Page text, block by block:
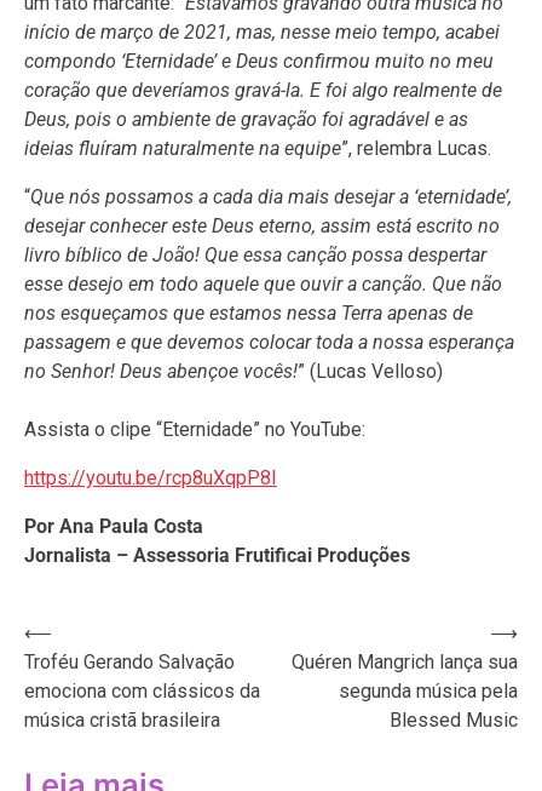
início de março de 2021, mas, nesse meio tempo, acabei
compondo ‘Eternidade’ e Deus confirmou muito no meu
coração que deveríamos gravá-la. E foi algo realmente de
Deus, pois o ambiente de gravação foi agradável e as
ideias fluíram naturalmente na equipe”, relembra Lucas.
“Que nós possamos a cada dia mais desejar a ‘eternidade’,
desejar conhecer este Deus eterno, assim está escrito no
livro bíblico de João! Que essa canção possa despertar
esse desejo em todo aquele que ouvir a canção. Que não
nos esqueçamos que estamos nessa Terra apenas de
passagem e que devemos colocar toda a nossa esperança
no Senhor! Deus abençoe vocês!” (Lucas Velloso)
Assista o clipe “Eternidade” no YouTube:
https://youtu.be/rcp8uXqpP8I
Por Ana Paula Costa
Jornalista – Assessoria Frutificai Produções
Navegação
de
Post
⟵
Troféu Gerando Salvação
emociona com clássicos da
música cristã brasileira
Quéren Mangrich lança sua
segunda música pela
Blessed Music
⟶